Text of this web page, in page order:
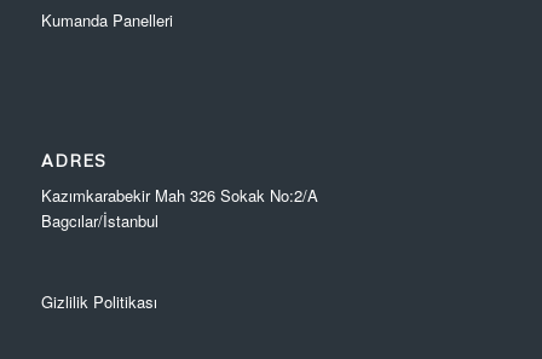
Kumanda Panelleri
ADRES
Kazımkarabekir Mah 326 Sokak No:2/A
Bagcılar/İstanbul
Gizlilik Politikası